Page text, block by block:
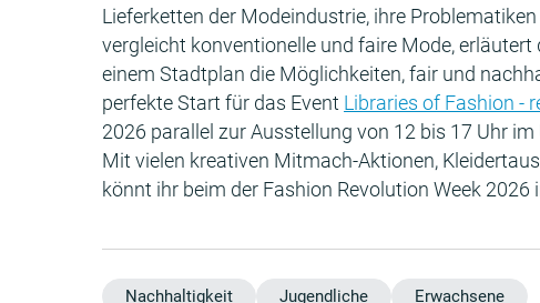
Lieferketten der Modeindustrie, ihre
vergleicht konventionelle und faire Mode,
einem Stadtplan die Möglichkeiten, fair und
perfekte Start für das Event Libraries of Fashion -
2026 parallel zur Ausstellung von 12 bis 17 Uhr
Mit vielen kreativen Mitmach-Aktionen,
könnt ihr beim der Fashion Revolution Week
Nachhaltigkeit Jugendliche Erwachsene